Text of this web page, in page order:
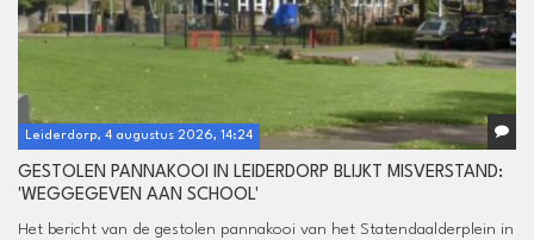
Leiderdorp, 4 augustus 2026, 14:24
GESTOLEN PANNAKOOI IN LEIDERDORP BLIJKT MISVERSTAND:
'WEGGEGEVEN AAN SCHOOL'
Het bericht van de gestolen pannakooi van het Statendaalderplein in